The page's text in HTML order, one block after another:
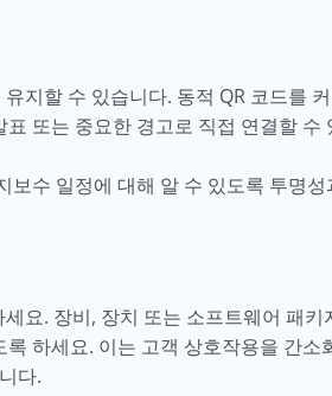
지할 수 있습니다. 동적 QR 코드를
또는 중요한 경고로 직접 연결할 수
수 일정에 대해 알 수 있도록 투명
요. 장비, 장치 또는 소프트웨어 패키
하세요. 이는 고객 상호작용을 간소
다.